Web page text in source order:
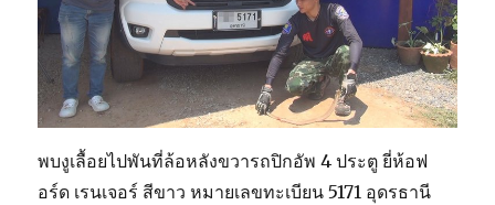
พบงูเลื้อยไปพันที่ล้อหลังขวารถปิกอัพ 4 ประตู ยี่ห้อฟ
อร์ด เรนเจอร์ สีขาว หมายเลขทะเบียน 5171 อุดรธานี